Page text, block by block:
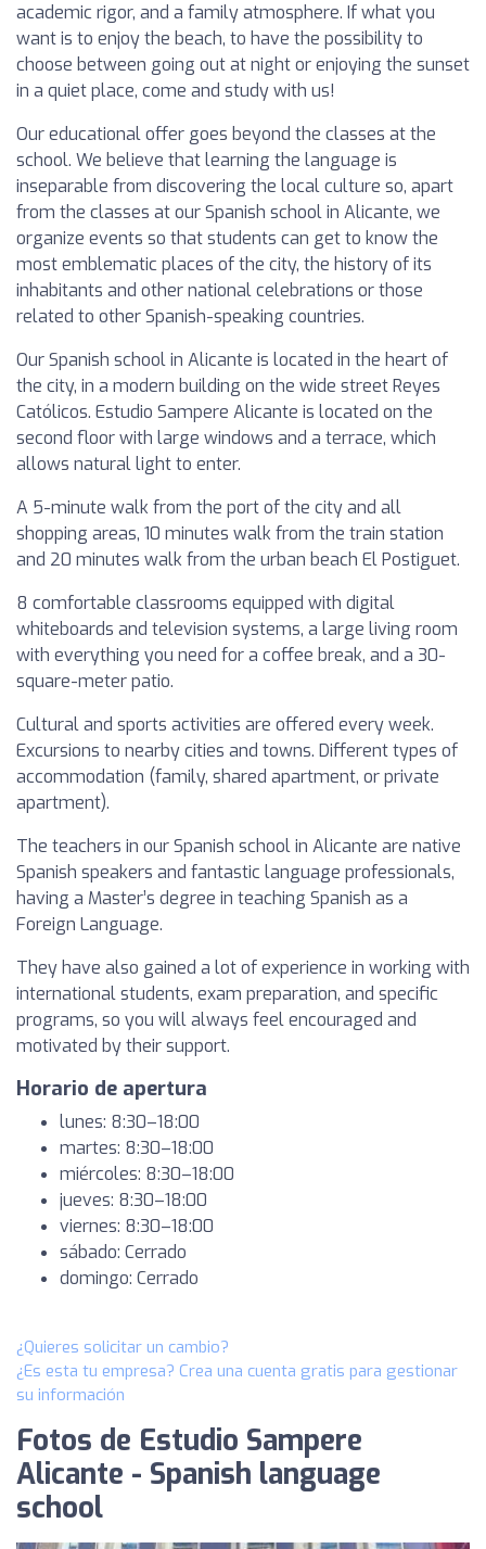
academic rigor, and a family atmosphere. If what you
want is to enjoy the beach, to have the possibility to
choose between going out at night or enjoying the sunset
in a quiet place, come and study with us!
Our educational offer goes beyond the classes at the
school. We believe that learning the language is
inseparable from discovering the local culture so, apart
from the classes at our Spanish school in Alicante, we
organize events so that students can get to know the
most emblematic places of the city, the history of its
inhabitants and other national celebrations or those
related to other Spanish-speaking countries.
Our Spanish school in Alicante is located in the heart of
the city, in a modern building on the wide street Reyes
Católicos. Estudio Sampere Alicante is located on the
second floor with large windows and a terrace, which
allows natural light to enter.
A 5-minute walk from the port of the city and all
shopping areas, 10 minutes walk from the train station
and 20 minutes walk from the urban beach El Postiguet.
8 comfortable classrooms equipped with digital
whiteboards and television systems, a large living room
with everything you need for a coffee break, and a 30-
square-meter patio.
Cultural and sports activities are offered every week.
Excursions to nearby cities and towns. Different types of
accommodation (family, shared apartment, or private
apartment).
The teachers in our Spanish school in Alicante are native
Spanish speakers and fantastic language professionals,
having a Master’s degree in teaching Spanish as a
Foreign Language.
They have also gained a lot of experience in working with
international students, exam preparation, and specific
programs, so you will always feel encouraged and
motivated by their support.
Horario de apertura
lunes: 8:30–18:00
martes: 8:30–18:00
miércoles: 8:30–18:00
jueves: 8:30–18:00
viernes: 8:30–18:00
sábado: Cerrado
domingo: Cerrado
¿Quieres solicitar un cambio?
¿Es esta tu empresa? Crea una cuenta gratis para gestionar
su información
Fotos de Estudio Sampere
Alicante - Spanish language
school